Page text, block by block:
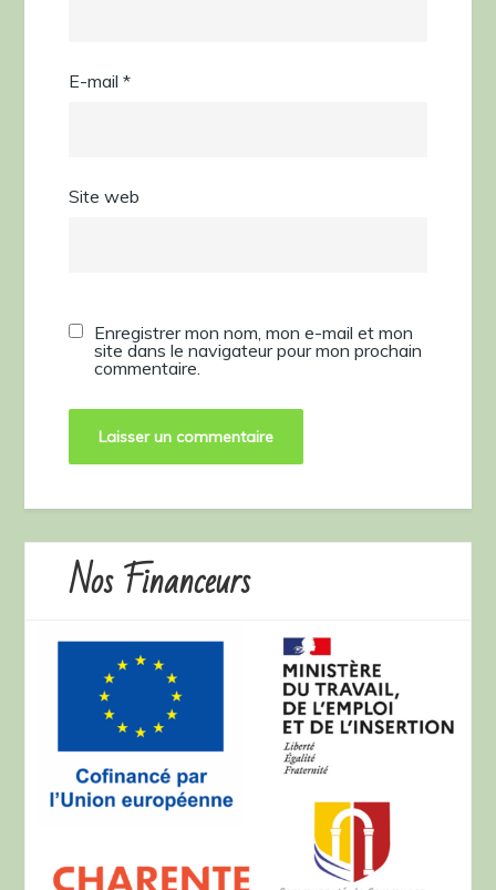
E-mail*
Site web
Enregistrer mon nom, mon e-mail et mon
site dans le navigateur pour mon prochain
commentaire.
Nos Financeurs